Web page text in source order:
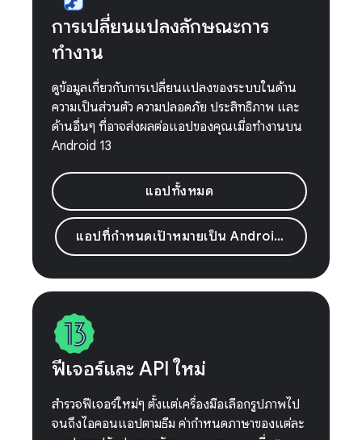
การเปลี่ยนแปลงลักษณะการ
ทำงาน
ดูข้อมูลเกี่ยวกับการเปลี่ยนแปลงของระบบในด้าน
ความเป็นส่วนตัว ความปลอดภัย ประสิทธิภาพ และ
ด้านอื่นๆ ที่อาจส่งผลต่อแอปของคุณเมื่อทำงานบน
Android 13
แอปทั้งหมด
แอปที่กําหนดเป้าหมายเป็น Android 13
ฟีเจอร์และ API ใหม่
สำรวจฟีเจอร์ใหม่ๆ ตั้งแต่เครื่องมือเลือกรูปภาพไป
จนถึงไอคอนแอปตามธีม ค่ากำหนดภาษาของแต่ละ